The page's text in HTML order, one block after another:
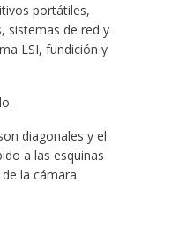
portátiles,
sistemas de red y
LSI, fundición y
diagonales y el
a las esquinas
la cámara.